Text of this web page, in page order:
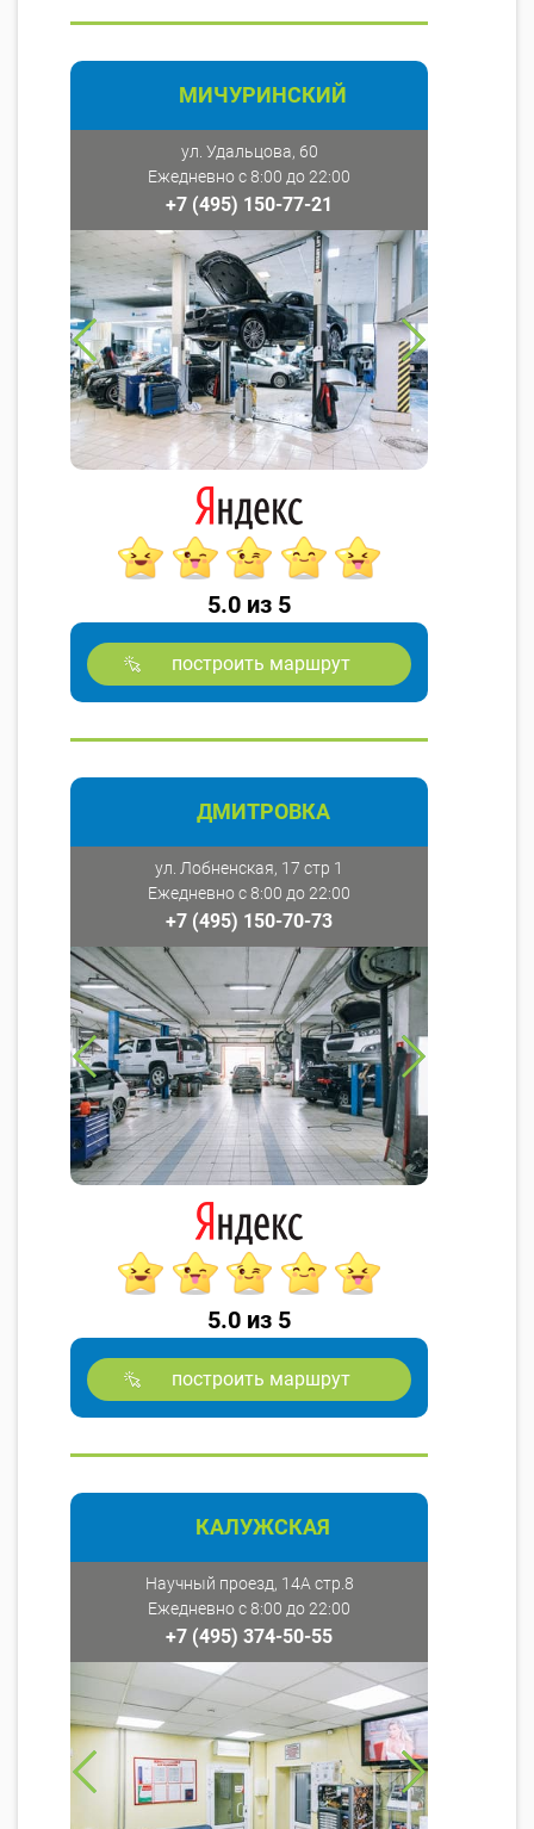
МИЧУРИНСКИЙ
ул. Удальцова, 60
Ежедневно с 8:00 до 22:00
+7 (495) 150-77-21
5.0 из 5
построить маршрут
ДМИТРОВКА
ул. Лобненская, 17 стр 1
Ежедневно с 8:00 до 22:00
+7 (495) 150-70-73
5.0 из 5
построить маршрут
КАЛУЖСКАЯ
Научный проезд, 14А стр.8
Ежедневно с 8:00 до 22:00
+7 (495) 374-50-55